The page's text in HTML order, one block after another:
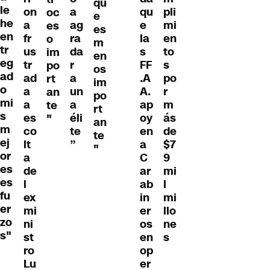
le
he
en
tr
eg
ad
o
mi
s
m
ej
or
es
es
fu
er
zo
s"
on
a
fr
us
tr
ad
a
a
es
co
lt
a
de
l
ex
mi
ni
st
ro
Lu
oc
es
o
im
po
rt
an
te
"
a
ag
ra
da
r
a
un
a
éli
te
”
e
es
m
en
os
im
po
rt
an
te
"
qu
e
la
s
FF
.A
A.
ap
oy
en
a
C
ar
ab
in
er
os
en
op
er
pli
mi
en
to
s
po
r
m
ás
de
$7
9
mi
l
mi
llo
ne
s